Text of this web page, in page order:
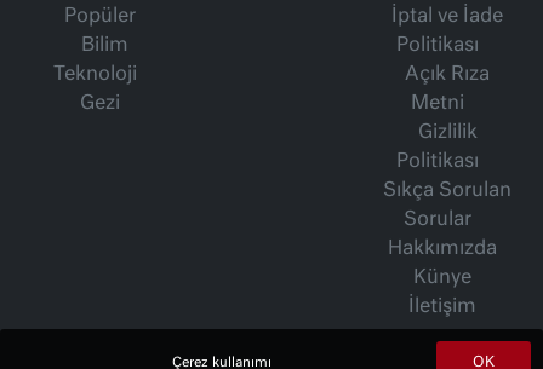
Popüler
Bilim
Teknoloji
Gezi
İptal ve İade
Politikası
Açık Rıza
Metni
Gizlilik
Politikası
Sıkça Sorulan
Sorular
Hakkımızda
Künye
İletişim
OK
Çerez kullanımı